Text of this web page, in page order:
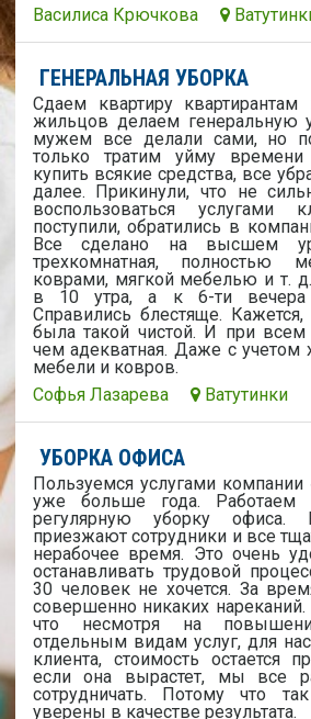
Василиса Крючкова
ГЕНЕРАЛЬНАЯ УБОРКА
Сдаем квартиру
жильцов делаем генеральную
мужем все делали сами, но
только тратим уйму
купить всякие средства, все
далее. Прикинули, что не
воспользоваться услугами
поступили, обратились в
Все сделано на высшем
трехкомнатная, полностью
коврами, мягкой мебелью и т.
в 10 утра, а к 6-ти вечера
Справились блестяще.
была такой чистой. И при
чем адекватная. Даже с учетом
мебели и ковров.
Софья Лазарева
Ватутинки
УБОРКА ОФИСА
Пользуемся услугами
уже больше года. Работаем
регулярную уборку
приезжают сотрудники и все
нерабочее время. Это очень
останавливать трудовой
30 человек не хочется. За
совершенно никаких
что несмотря на
отдельным видам услуг, для
клиента, стоимость остается
если она вырастет, мы все
сотрудничать. Потому что
уверены в качестве результата.